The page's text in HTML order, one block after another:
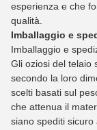
esperienza e che
qualità.
Imballaggio e
Imballaggio e
Gli oziosi del telaio
secondo la loro
scelti basati sul
che attenua il
siano spediti sicuro